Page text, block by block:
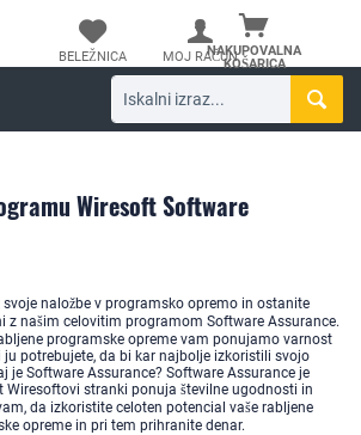
NAKUPOVALNA
KOŠARICA
BELEŽNICA MOJ RAČUN
Wiresoft Software
svoje naložbe v programsko opremo in ostanite
z našim celovitim programom Software Assurance.
programske opreme vam ponujamo varnost
potrebujete, da bi kar najbolje izkoristili svojo
je Software Assurance? Software Assurance je
Wiresoftovi stranki ponuja številne ugodnosti in
da izkoristite celoten potencial vaše rabljene
opreme in pri tem prihranite denar.